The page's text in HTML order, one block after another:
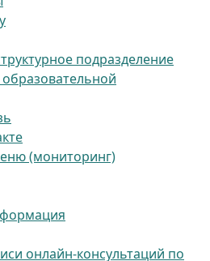
подразделение
(мониторинг)
онлайн-консультаций по